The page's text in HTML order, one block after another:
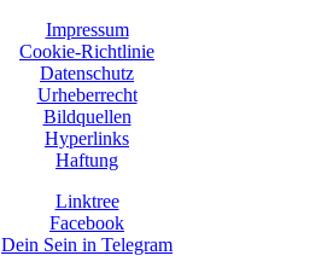
Impressum
Cookie-Richtlinie
Datenschutz
Urheberrecht
Bildquellen
Hyperlinks
Haftung
Linktree
Facebook
Dein Sein in Telegram